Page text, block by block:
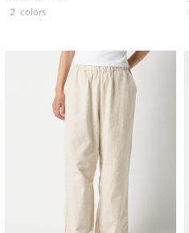
2 colors